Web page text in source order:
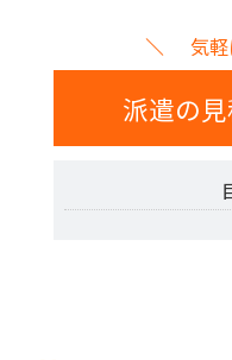
気
派遣の